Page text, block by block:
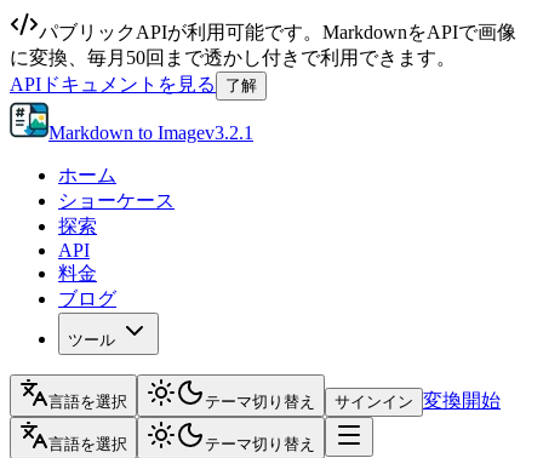
パブリックAPIが利用可能です。MarkdownをAPIで画像
に変換、毎月50回まで透かし付きで利用できます。
APIドキュメントを見る
了解
Markdown to Imagev3.2.1
ホーム
ショーケース
探索
API
料金
ブログ
ツール
言語を選択 テーマ切り替え サインイン 変換開始
言語を選択 テーマ切り替え